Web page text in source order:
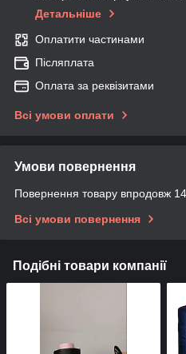
Детальніше
Оплатити частинами
Післяплата
Оплата за реквізитами
Всі умови оплати
Умови повернення
Повернення товару впродовж
Всі умови повернення
Подібні товари компанії